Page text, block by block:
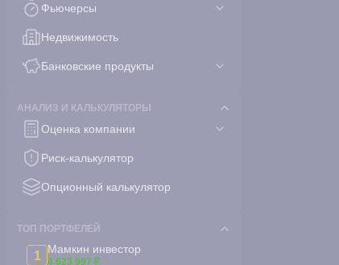
Фьючерсы
Недвижимость
Банковские продукты
АНАЛИЗ И КАЛЬКУЛЯТОРЫ
Оценка компании
Риск-калькулятор
Опционный калькулятор
ТОП ПОРТФЕЛЕЙ
1 Мамкин инвестор
4 623 997 ₽